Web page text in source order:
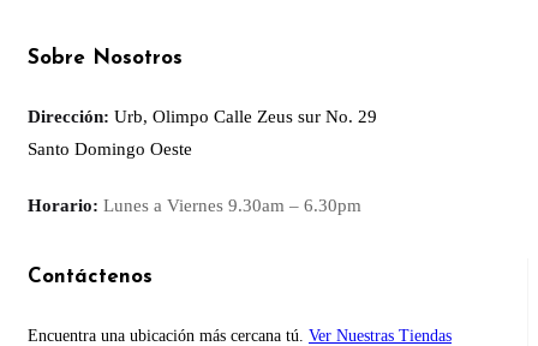
Sobre Nosotros
Dirección: Urb, Olimpo Calle Zeus sur No. 29
Santo Domingo Oeste
Horario: Lunes a Viernes 9.30am – 6.30pm
Contáctenos
Encuentra una ubicación más cercana tú. Ver Nuestras Tiendas